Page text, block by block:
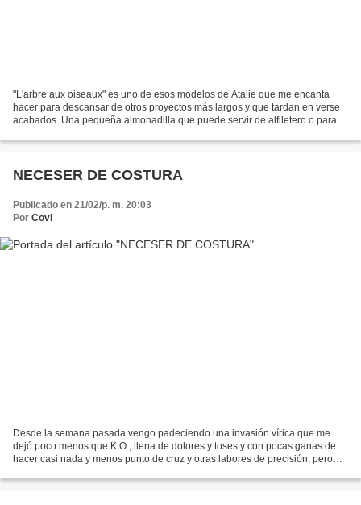
"L'arbre aux oiseaux" es uno de esos modelos de Atalie que me encanta
hacer para descansar de otros proyectos más largos y que tardan en verse
acabados. Una pequeña almohadilla que puede servir de alfiletero o para
NECESER DE COSTURA
Publicado en 21/02/p. m. 20:03
Por Covi
Desde la semana pasada vengo padeciendo una invasión vírica que me
dejó poco menos que K.O., llena de dolores y toses y con pocas ganas de
hacer casi nada y menos punto de cruz y otras labores de precisión; pero